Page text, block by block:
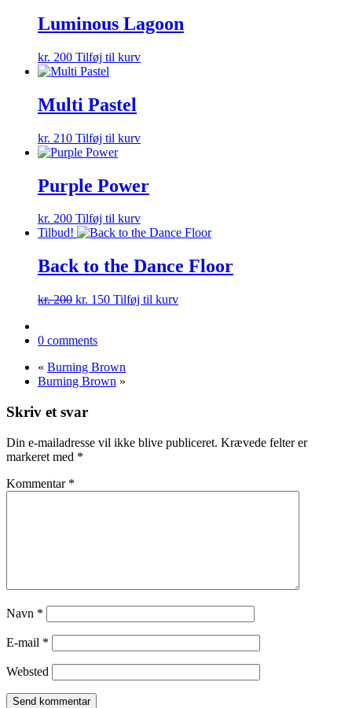
Luminous Lagoon
kr. 200 Tilføj til kurv
Multi Pastel
kr. 210 Tilføj til kurv
Purple Power
kr. 200 Tilføj til kurv
Tilbud!
Back to the Dance Floor
kr.200 Den
var:
kr. 150Den
Tilføj til kurv
0 comments
« Burning Brown
Burning Brown »
Skriv et svar
Din e-mailadresse vil ikke blive publiceret. Krævede felter er
markeret med *
Kommentar *
Navn *
E-mail *
Websted